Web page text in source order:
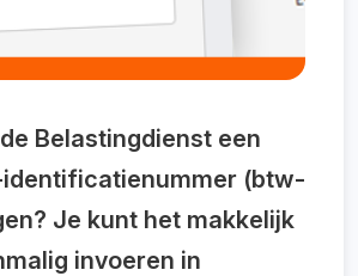
Belastingdienst een
(btw-
Je kunt het makkelijk
invoeren in